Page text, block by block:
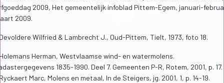
2009, Het gemeentelijk infoblad Pittem-Egem, januari-
2009.
Wilfried & Lambrecht J., Oud-Pittem, Tielt, 1973, foto 18.
Herman, Westvlaamse wind- en watermolens.
1835-1990. Deel 7. Gemeenten P-R, Rotem, 2001, p. 17.
Marc, Molens en metaal, In de Steigers, jg. 2001, 1, p. 14-19.